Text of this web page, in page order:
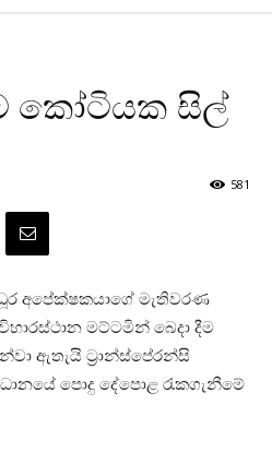
කෝටියක සිල්
581
අපේක්ෂකයාගේ මැතිවරණ
මට්ටමින් බෙදා දීම
ඇතැයි ට්‍රාන්ස්පේරන්සි
පොදු දේපොළ රැකගැනීමේ